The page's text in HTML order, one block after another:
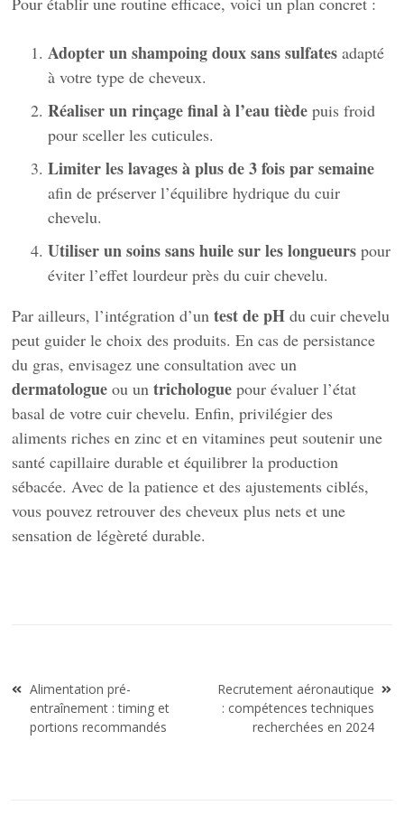
Adopter un shampoing doux sans sulfates adapté
à votre type de cheveux.
Réaliser un rinçage final à l’eau tiède puis froid
pour sceller les cuticules.
Limiter les lavages à plus de 3 fois par semaine
afin de préserver l’équilibre hydrique du cuir
chevelu.
Utiliser un soins sans huile sur les longueurs pour
éviter l’effet lourdeur près du cuir chevelu.
Par ailleurs, l’intégration d’untest de pH du cuir chevelu
peut guider le choix des produits. En cas de persistance
du gras, envisagez une consultation avec un
dermatologue ou untrichologue pour évaluer l’état
basal de votre cuir chevelu. Enfin, privilégier des
aliments riches en zinc et en vitamines peut soutenir une
santé capillaire durable et équilibrer la production
sébacée. Avec de la patience et des ajustements ciblés,
vous pouvez retrouver des cheveux plus nets et une
sensation de légèreté durable.
Navigation
de
l’article
Alimentation pré-
entraînement : timing et
portions recommandés
Recrutement aéronautique
: compétences techniques
recherchées en 2024